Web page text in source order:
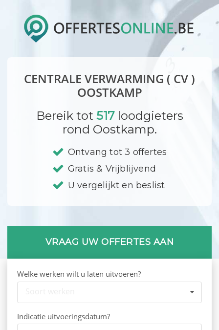
CENTRALE VERWARMING ( CV )
OOSTKAMP
Bereik tot 517loodgieters
rond Oostkamp.
Ontvang tot 3 offertes
Gratis & Vrijblijvend
U vergelijkt en beslist
VRAAG UW OFFERTES AAN
Welke werken wilt u laten uitvoeren?
Indicatie uitvoeringsdatum?